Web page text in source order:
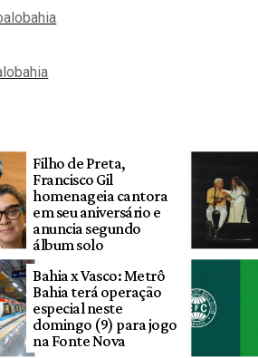
Filho de Preta,
Francisco Gil
homenageia cantora
em seu aniversário e
anuncia segundo
álbum solo
Bahia x Vasco: Metrô
Bahia terá operação
especial neste
domingo (9) para jogo
na Fonte Nova